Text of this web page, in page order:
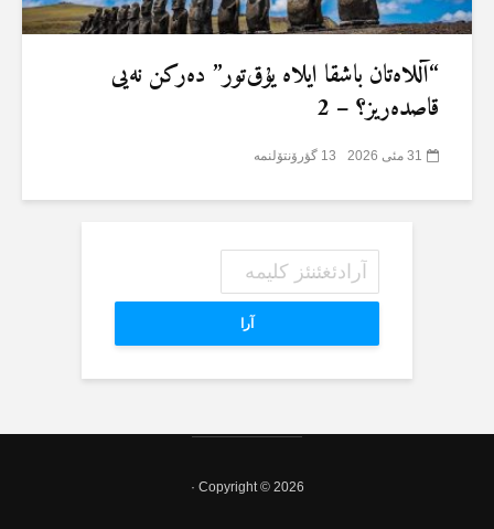
“آللاەتان باشقا ایلاە یۇق‌تور” دەرکن نەیی
قاصدەریز؟ – 2
31 مئی 2026 13 گؤرۆنتۆلنمە
آرا
Copyright © 2026 ·